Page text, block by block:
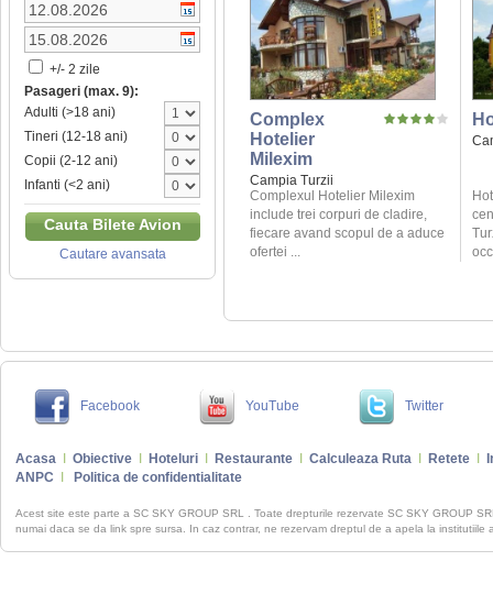
+/- 2 zile
Pasageri (max. 9):
Adulti (>18 ani)
Tineri (12-18 ani)
Copii (2-12 ani)
Infanti (<2 ani)
Cauta Bilete Avion
Cautare avansata
Complex
Hotelier
Milexim
Campia Turzii
Complexul Hotelier Milexim
include trei corpuri de cladire,
fiecare avand scopul de a aduce
ofertei ...
Facebook YouTube Twitter
Acasa Obiective Hoteluri Restaurante Calculeaza Ruta Retete
ANPC
Politica de confidentialitate
Acest site este parte a SC SKY GROUP SRL . Toate drepturile rezervate SC SKY GROUP
numai daca se da link spre sursa. In caz contrar, ne rezervam dreptul de a apela la institutiile